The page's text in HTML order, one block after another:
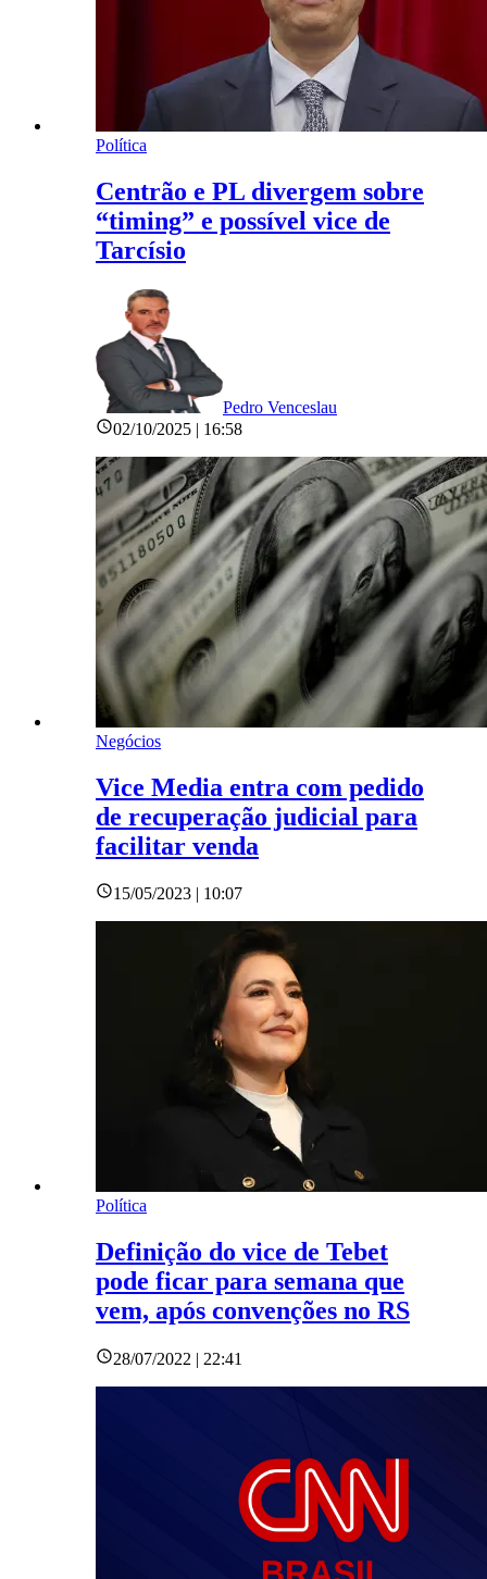
Política
Centrão e PL divergem sobre
“timing” e possível vice de
Tarcísio
Pedro Venceslau
02/10/2025 | 16:58
Negócios
Vice Media entra com pedido
de recuperação judicial para
facilitar venda
15/05/2023 | 10:07
Política
Definição do vice de Tebet
pode ficar para semana que
vem, após convenções no RS
28/07/2022 | 22:41